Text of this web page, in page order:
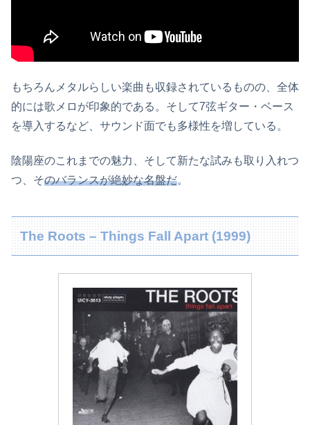
もちろんメタルらしい楽曲も収録されているものの、全体
的には歌メロが印象的である。そして7弦ギター・ベース
を導入するなど、サウンド面でも多様性を増している。
陰陽座のこれまでの魅力、そして新たな試みも取り入れつ
つ、そのバランスが絶妙な名盤だ。
The Roots – Things Fall Apart (1999)